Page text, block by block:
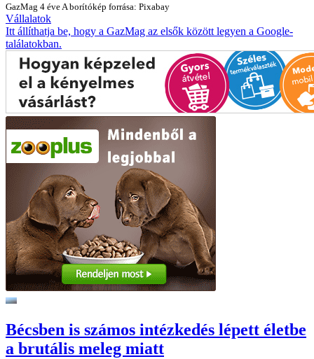
GazMag 4 éve A borítókép forrása: Pixabay
Vállalatok
Itt állíthatja be, hogy a GazMag az elsők között legyen a Google-
találatokban.
Bécsben is számos intézkedés lépett életbe
a brutális meleg miatt